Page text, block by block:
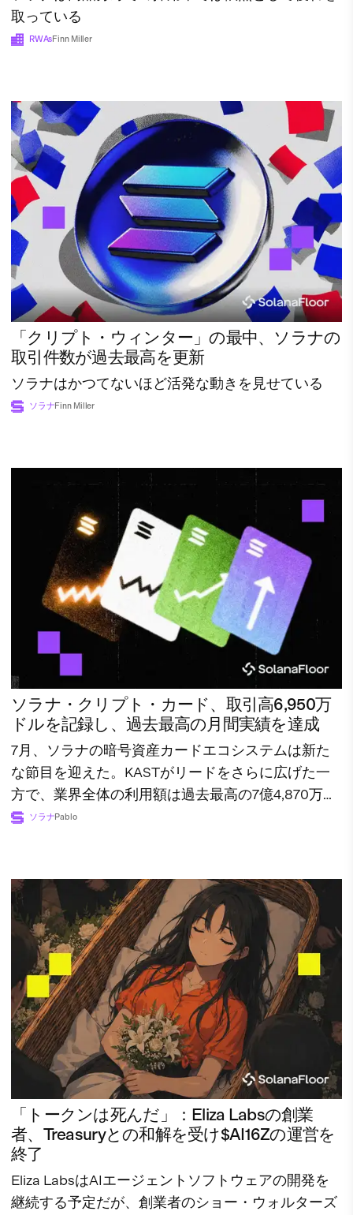
取っている
RWAsFinn Miller
「クリプト・ウィンター」の最中、ソラナの
取引件数が過去最高を更新
ソラナはかつてないほど活発な動きを見せている
ソラナFinn Miller
ソラナ・クリプト・カード、取引高6,950万
ドルを記録し、過去最高の月間実績を達成
7月、ソラナの暗号資産カードエコシステムは新た
な節目を迎えた。KASTがリードをさらに広げた一
方で、業界全体の利用額は過去最高の7億4,870万ド
ルに達した。
ソラナPablo
「トークンは死んだ」：Eliza Labsの創業
者、Treasuryとの和解を受け$AI16Zの運営を
終了
Eliza LabsはAIエージェントソフトウェアの開発を
継続する予定だが、創業者のショー・ウォルターズ